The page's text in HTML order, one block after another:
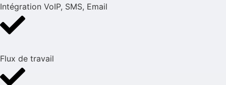
Intégration VoIP, SMS, Email
Flux de travail